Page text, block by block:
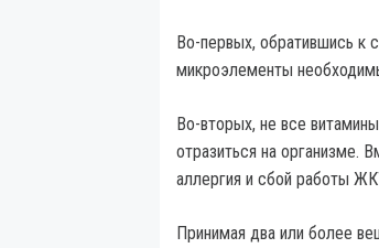
Во-первых, обратившись к
микроэлементы
Во-вторых, не все
отразиться на организме.
аллергия и сбой работы
Принимая два или более